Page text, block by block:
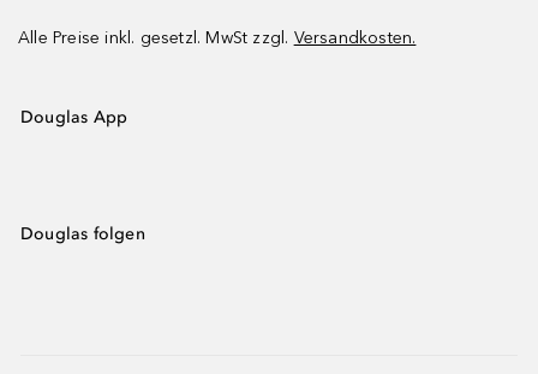
Alle Preise inkl. gesetzl. MwSt zzgl. Versandkosten.
Douglas App
Douglas folgen